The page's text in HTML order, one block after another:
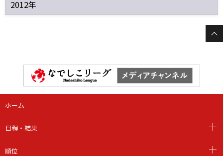
2012年
ホーム
日程・結果
順位